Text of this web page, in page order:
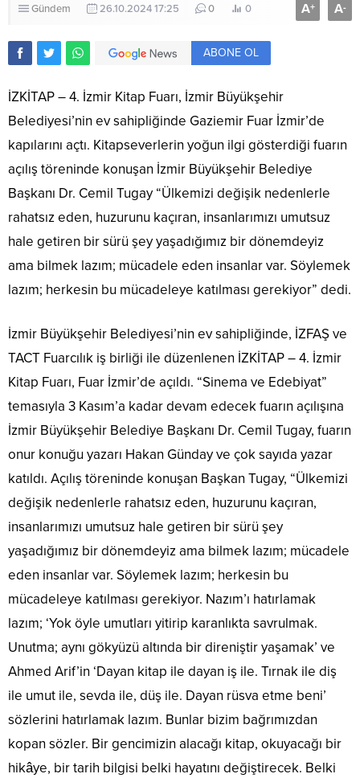
Gündem 26.10.2024 17:25 0 0 A+ A-
ABONE OL
İZKİTAP – 4. İzmir Kitap Fuarı, İzmir Büyükşehir
Belediyesi’nin ev sahipliğinde Gaziemir Fuar İzmir’de
kapılarını açtı. Kitapseverlerin yoğun ilgi gösterdiği fuarın
açılış töreninde konuşan İzmir Büyükşehir Belediye
Başkanı Dr. Cemil Tugay “Ülkemizi değişik nedenlerle
rahatsız eden, huzurunu kaçıran, insanlarımızı umutsuz
hale getiren bir sürü şey yaşadığımız bir dönemdeyiz
ama bilmek lazım; mücadele eden insanlar var. Söylemek
lazım; herkesin bu mücadeleye katılması gerekiyor” dedi.
İzmir Büyükşehir Belediyesi’nin ev sahipliğinde, İZFAŞ ve
TACT Fuarcılık iş birliği ile düzenlenen İZKİTAP – 4. İzmir
Kitap Fuarı, Fuar İzmir’de açıldı. “Sinema ve Edebiyat”
temasıyla 3 Kasım’a kadar devam edecek fuarın açılışına
İzmir Büyükşehir Belediye Başkanı Dr. Cemil Tugay, fuarın
onur konuğu yazarı Hakan Günday ve çok sayıda yazar
katıldı. Açılış töreninde konuşan Başkan Tugay, “Ülkemizi
değişik nedenlerle rahatsız eden, huzurunu kaçıran,
insanlarımızı umutsuz hale getiren bir sürü şey
yaşadığımız bir dönemdeyiz ama bilmek lazım; mücadele
eden insanlar var. Söylemek lazım; herkesin bu
mücadeleye katılması gerekiyor. Nazım’ı hatırlamak
lazım; ‘Yok öyle umutları yitirip karanlıkta savrulmak.
Unutma; aynı gökyüzü altında bir direniştir yaşamak’ ve
Ahmed Arif’in ‘Dayan kitap ile dayan iş ile. Tırnak ile diş
ile umut ile, sevda ile, düş ile. Dayan rüsva etme beni’
sözlerini hatırlamak lazım. Bunlar bizim bağrımızdan
kopan sözler. Bir gencimizin alacağı kitap, okuyacağı bir
hikâye, bir tarih bilgisi belki hayatını değiştirecek. Belki